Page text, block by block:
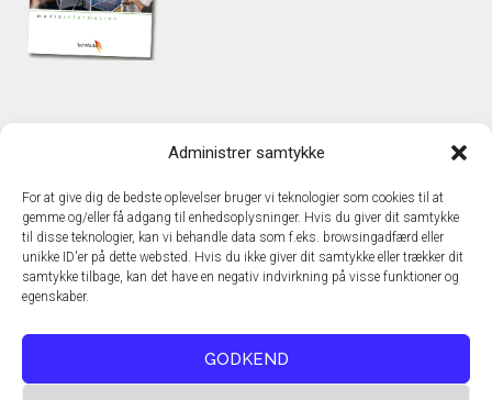
Administrer samtykke
For at give dig de bedste oplevelser bruger vi teknologier som cookies til at
gemme og/eller få adgang til enhedsoplysninger. Hvis du giver dit samtykke
til disse teknologier, kan vi behandle data som f.eks. browsingadfærd eller
unikke ID'er på dette websted. Hvis du ikke giver dit samtykke eller trækker dit
samtykke tilbage, kan det have en negativ indvirkning på visse funktioner og
egenskaber.
GODKEND
TechMedia A/S
DK – 2600 Glostrup
www.techmedia.dk
Telefon: +45 43 24 26 28
E-mail:info@techmedia.dk